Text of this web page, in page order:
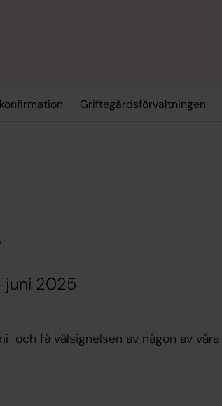
Griftegårdsförvaltningen
juni 2025
och få välsignelsen av någon av våra